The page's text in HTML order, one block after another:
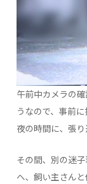
午前中カメラの
うなので、事前
夜の時間に、張り
その間、別の迷
へ、飼い主さん